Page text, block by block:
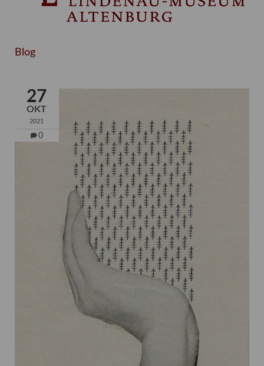
Blog
27
OKT
2021
0